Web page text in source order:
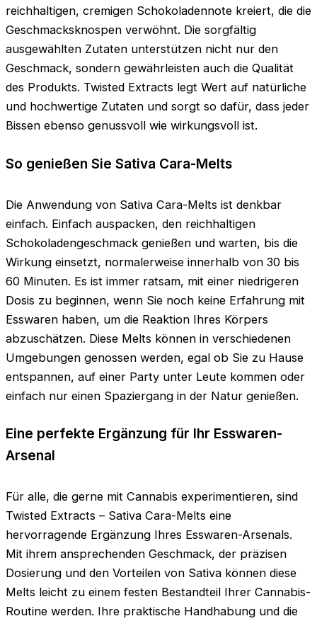
reichhaltigen, cremigen Schokoladennote kreiert, die die
Geschmacksknospen verwöhnt. Die sorgfältig
ausgewählten Zutaten unterstützen nicht nur den
Geschmack, sondern gewährleisten auch die Qualität
des Produkts. Twisted Extracts legt Wert auf natürliche
und hochwertige Zutaten und sorgt so dafür, dass jeder
Bissen ebenso genussvoll wie wirkungsvoll ist.
So genießen Sie Sativa Cara-Melts
Die Anwendung von Sativa Cara-Melts ist denkbar
einfach. Einfach auspacken, den reichhaltigen
Schokoladengeschmack genießen und warten, bis die
Wirkung einsetzt, normalerweise innerhalb von 30 bis
60 Minuten. Es ist immer ratsam, mit einer niedrigeren
Dosis zu beginnen, wenn Sie noch keine Erfahrung mit
Esswaren haben, um die Reaktion Ihres Körpers
abzuschätzen. Diese Melts können in verschiedenen
Umgebungen genossen werden, egal ob Sie zu Hause
entspannen, auf einer Party unter Leute kommen oder
einfach nur einen Spaziergang in der Natur genießen.
Eine perfekte Ergänzung für Ihr Esswaren-
Arsenal
Für alle, die gerne mit Cannabis experimentieren, sind
Twisted Extracts – Sativa Cara-Melts eine
hervorragende Ergänzung Ihres Esswaren-Arsenals.
Mit ihrem ansprechenden Geschmack, der präzisen
Dosierung und den Vorteilen von Sativa können diese
Melts leicht zu einem festen Bestandteil Ihrer Cannabis-
Routine werden. Ihre praktische Handhabung und die